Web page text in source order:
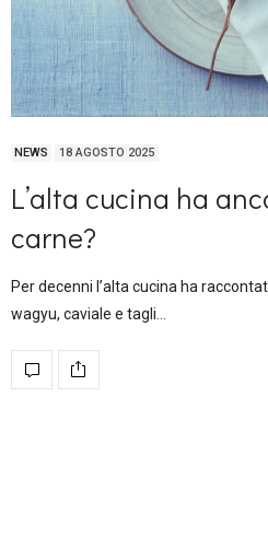
NEWS 18 AGOSTO 2025
L’alta cucina ha
carne?
Per decenni l’alta cucina ha
wagyu, caviale e tagli…